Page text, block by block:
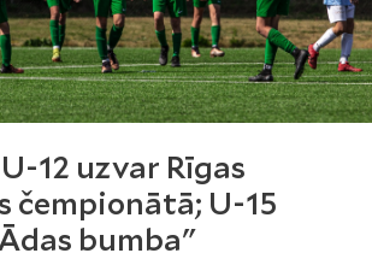
12 uzvar Rīgas
čempionātā; U-15
bumba"